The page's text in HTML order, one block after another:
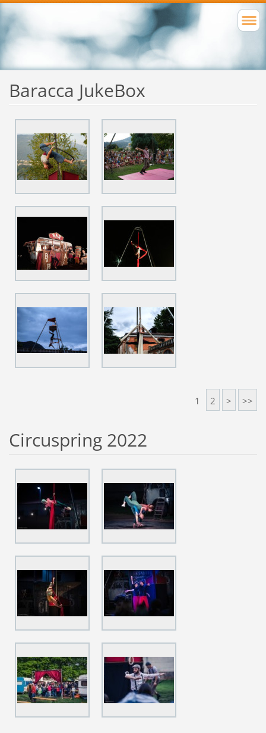
Baracca JukeBox
1 2 > >>
Circuspring 2022